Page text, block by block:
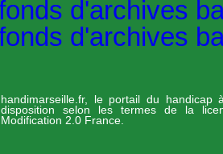
handimarseille.fr, le portail du handicap
disposition selon les termes de la
Modification 2.0 France.